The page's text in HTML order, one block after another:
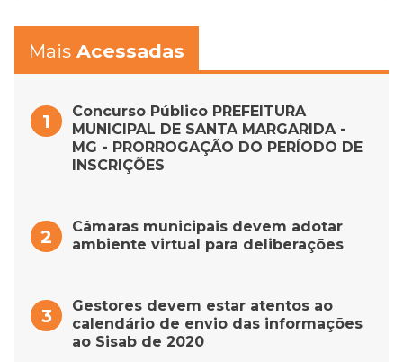
Mais Acessadas
Concurso Público PREFEITURA
MUNICIPAL DE SANTA MARGARIDA -
MG - PRORROGAÇÃO DO PERÍODO DE
INSCRIÇÕES
Câmaras municipais devem adotar
ambiente virtual para deliberações
Gestores devem estar atentos ao
calendário de envio das informações
ao Sisab de 2020